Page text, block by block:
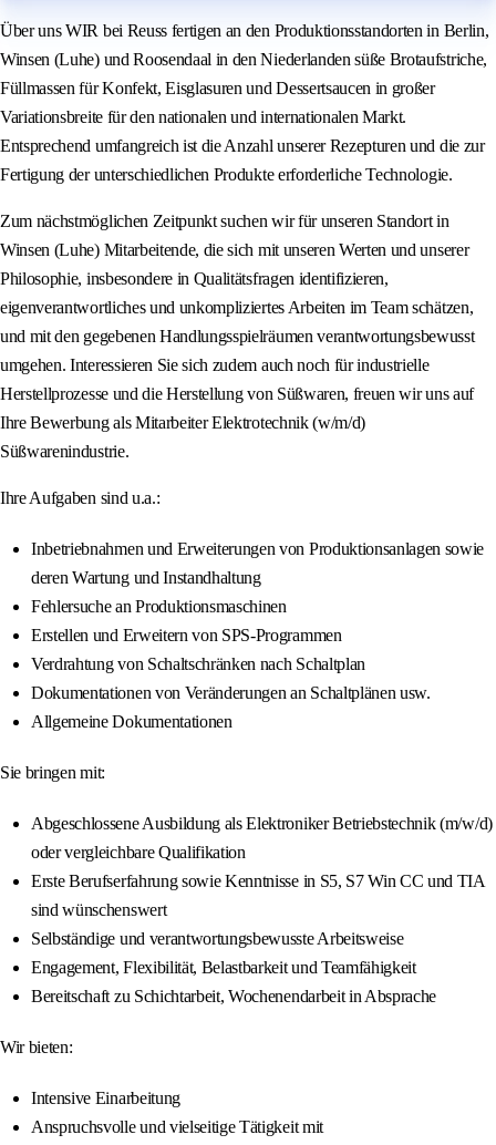
Über uns WIR bei Reuss fertigen an den Produktionsstandorten in Berlin,
Winsen (Luhe) und Roosendaal in den Niederlanden süße Brotaufstriche,
Füllmassen für Konfekt, Eisglasuren und Dessertsaucen in großer
Variationsbreite für den nationalen und internationalen Markt.
Entsprechend umfangreich ist die Anzahl unserer Rezepturen und die zur
Fertigung der unterschiedlichen Produkte erforderliche Technologie.
Zum nächstmöglichen Zeitpunkt suchen wir für unseren Standort in
Winsen (Luhe) Mitarbeitende, die sich mit unseren Werten und unserer
Philosophie, insbesondere in Qualitätsfragen identifizieren,
eigenverantwortliches und unkompliziertes Arbeiten im Team schätzen,
und mit den gegebenen Handlungsspielräumen verantwortungsbewusst
umgehen. Interessieren Sie sich zudem auch noch für industrielle
Herstellprozesse und die Herstellung von Süßwaren, freuen wir uns auf
Ihre Bewerbung als Mitarbeiter Elektrotechnik (w/m/d)
Süßwarenindustrie.
Ihre Aufgaben sind u.a.:
Inbetriebnahmen und Erweiterungen von Produktionsanlagen sowie
deren Wartung und Instandhaltung
Fehlersuche an Produktionsmaschinen
Erstellen und Erweitern von SPS-Programmen
Verdrahtung von Schaltschränken nach Schaltplan
Dokumentationen von Veränderungen an Schaltplänen usw.
Allgemeine Dokumentationen
Sie bringen mit:
Abgeschlossene Ausbildung als Elektroniker Betriebstechnik (m/w/d)
oder vergleichbare Qualifikation
Erste Berufserfahrung sowie Kenntnisse in S5, S7 Win CC und TIA
sind wünschenswert
Selbständige und verantwortungsbewusste Arbeitsweise
Engagement, Flexibilität, Belastbarkeit und Teamfähigkeit
Bereitschaft zu Schichtarbeit, Wochenendarbeit in Absprache
Wir bieten:
Intensive Einarbeitung
Anspruchsvolle und vielseitige Tätigkeit mit